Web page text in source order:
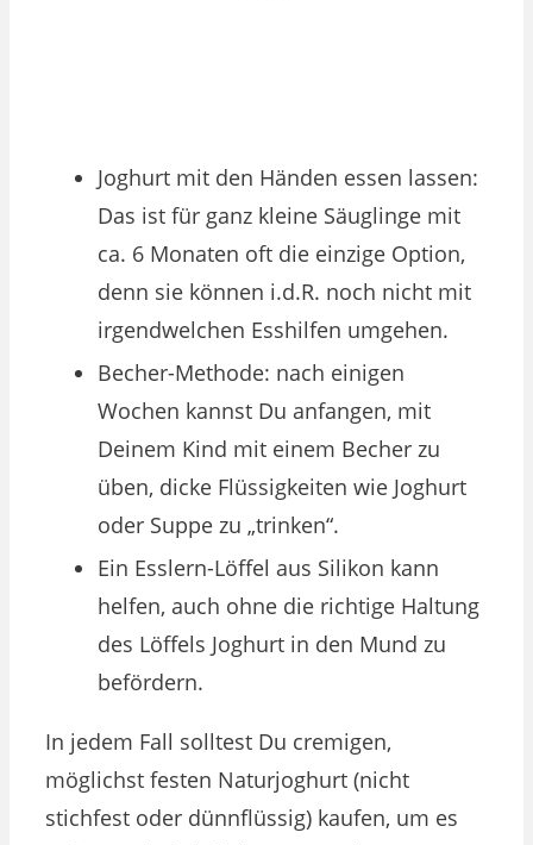
Joghurt mit den Händen essen lassen:
Das ist für ganz kleine Säuglinge mit
ca. 6 Monaten oft die einzige Option,
denn sie können i.d.R. noch nicht mit
irgendwelchen Esshilfen umgehen.
Becher-Methode: nach einigen
Wochen kannst Du anfangen, mit
Deinem Kind mit einem Becher zu
üben, dicke Flüssigkeiten wie Joghurt
oder Suppe zu „trinken“.
Ein Esslern-Löffel aus Silikon kann
helfen, auch ohne die richtige Haltung
des Löffels Joghurt in den Mund zu
befördern.
In jedem Fall solltest Du cremigen,
möglichst festen Naturjoghurt (nicht
stichfest oder dünnflüssig) kaufen, um es